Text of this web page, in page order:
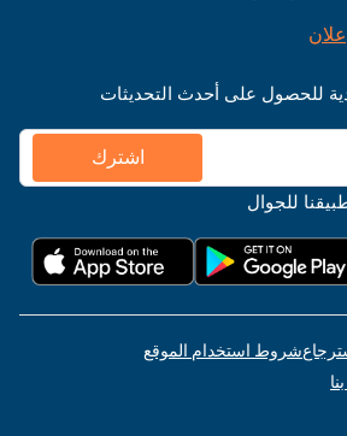
للحصول على أحدث التحديثات
اشترك
للجوال
شروط استخدام الموقع